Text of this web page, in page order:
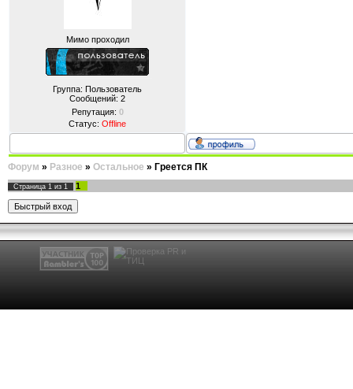
Мимо проходил
Группа: Пользователь
Сообщений: 2
Репутация: 0
Статус: Offline
Форум » Разное » Остальное » Греется ПК
Страница 1 из 1 1